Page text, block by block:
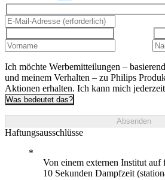
Ich möchte Werbemitteilungen –
und meinem Verhalten – zu Philips
Aktionen erhalten. Ich kann mich
Was bedeutet das?
Absenden
Haftungsausschlüsse
Von einem externen Institut auf
10 Sekunden Dampfzeit